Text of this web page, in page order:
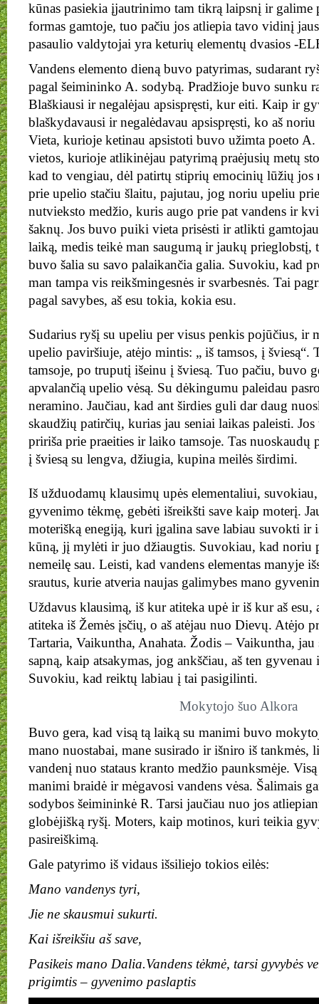
kūnas pasiekia įjautrinimo tam tikrą laipsnį ir galime
formas gamtoje, tuo pačiu jos atliepia tavo vidinį
pasaulio valdytojai yra keturių elementų dvasios -
Vandens elemento dieną buvo patyrimas, sudarant
pagal šeimininko A. sodybą. Pradžioje buvo sunku
Blaškiausi ir negalėjau apsispręsti, kur eiti. Kaip ir
blaškydavausi ir negalėdavau apsispręsti, ko aš
Vieta, kurioje ketinau apsistoti buvo užimta poeto
vietos, kurioje atlikinėjau patyrimą praėjusių metų
kad to vengiau, dėl patirtų stiprių emocinių lūžių jos
prie upelio stačiu šlaitu, pajutau, jog noriu upeliu
nutvieksto medžio, kuris augo prie pat vandens ir
šaknų. Jos buvo puiki vieta prisėsti ir atlikti
laiką, medis teikė man saugumą ir jaukų prieglobstį,
buvo šalia su savo palaikančia galia. Suvokiu, kad
man tampa vis reikšmingesnės ir svarbesnės. Tai
pagal savybes, aš esu tokia, kokia esu.
Sudarius ryšį su upeliu per visus penkis pojūčius, ir
upelio paviršiuje, atėjo mintis: „ iš tamsos, į šviesą“.
tamsoje, po truputį išeinu į šviesą. Tuo pačiu, buvo
apvalančią upelio vėsą. Su dėkingumu paleidau
neramino. Jaučiau, kad ant širdies guli dar daug
skaudžių patirčių, kurias jau seniai laikas paleisti. Jos
pririša prie praeities ir laiko tamsoje. Tas nuoskaudų
į šviesą su lengva, džiugia, kupina meilės širdimi.
Iš užduodamų klausimų upės elementaliui,
gyvenimo tėkmę, gebėti išreikšti save kaip moterį.
moterišką enegiją, kuri įgalina save labiau suvokti ir
kūną, jį mylėti ir juo džiaugtis. Suvokiau, kad noriu
nemeilę sau. Leisti, kad vandens elementas manyje
srautus, kurie atveria naujas galimybes mano
Uždavus klausimą, iš kur atiteka upė ir iš kur aš esu,
atiteka iš Žemės įsčių, o aš atėjau nuo Dievų. Atėjo
Tartaria, Vaikuntha, Anahata. Žodis – Vaikuntha, jau
sapną, kaip atsakymas, jog ankščiau, aš ten gyvenau
Suvokiu, kad reiktų labiau į tai pasigilinti.
Mokytojo šuo Alkora
Buvo gera, kad visą tą laiką su manimi buvo
mano nuostabai, mane susirado ir išniro iš tankmės,
vandenį nuo stataus kranto medžio paunksmėje.
manimi braidė ir mėgavosi vandens vėsa. Šalimais
sodybos šeimininkė R. Tarsi jaučiau nuo jos
globėjišką ryšį. Moters, kaip motinos, kuri teikia
pasireiškimą.
Gale patyrimo iš vidaus išsiliejo tokios eilės:
Mano vandenys tyri,
Jie ne skausmui sukurti.
Kai išreikšiu aš save,
Pasikeis mano Dalia.Vandens tėkmė, tarsi gyvybės
prigimtis – gyvenimo paslaptis